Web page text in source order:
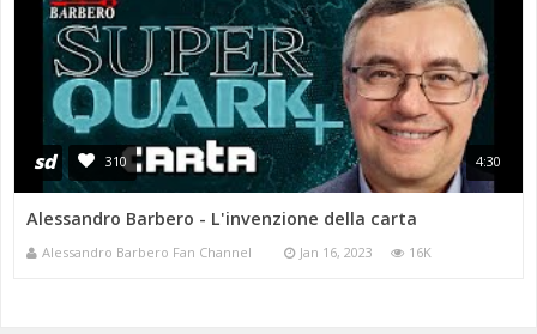
sd 310 4:30
Alessandro Barbero - L'invenzione della carta
Alessandro Barbero Fan Channel Jan 16, 2023 16K